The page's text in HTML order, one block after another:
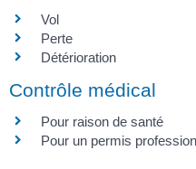
Vol
Perte
Détérioration
Contrôle médical
Pour raison de santé
Pour un permis